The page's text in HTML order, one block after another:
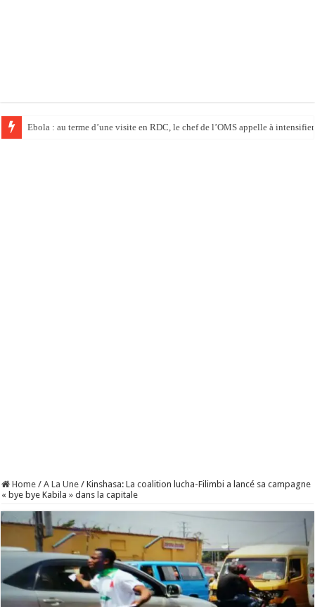
Ebola : au terme d’une visite en RDC, le chef de l’OMS appelle à
Home / A La Une / Kinshasa: La coalition lucha-Filimbi a lancé sa campagne
« bye bye Kabila » dans la capitale